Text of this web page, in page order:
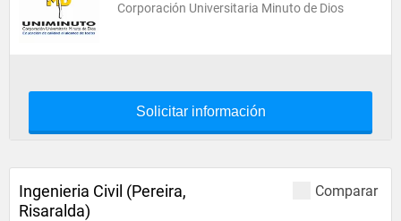
Corporación Universitaria Minuto de Dios
Solicitar información
Comparar
Ingenieria Civil (Pereira,
Risaralda)